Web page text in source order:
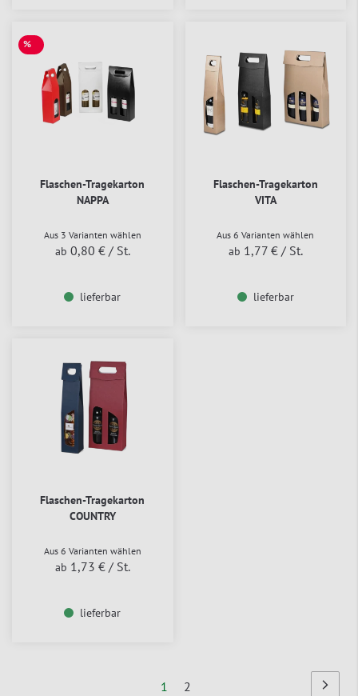
%
Flaschen-Tragekarton
NAPPA
Aus 3 Varianten wählen
ab 0,80 € / St.
lieferbar
Flaschen-Tragekarton
VITA
Aus 6 Varianten wählen
ab 1,77 € / St.
lieferbar
Flaschen-Tragekarton
COUNTRY
Aus 6 Varianten wählen
ab 1,73 € / St.
lieferbar
Seite
Sie
1 Seite
2